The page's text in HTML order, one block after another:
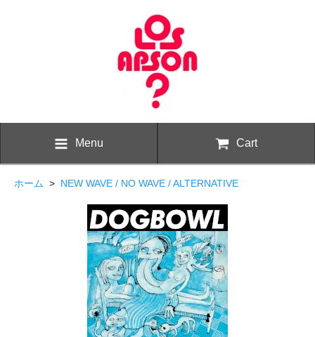
Menu Cart
ホーム > NEW WAVE / NO WAVE / ALTERNATIVE